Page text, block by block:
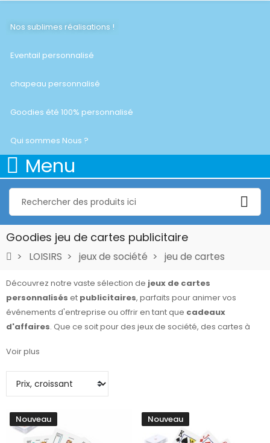
Nos sublimes réalisations !
Eventail personnalisé
chapeau personnalisé
Goodies été 100% personnalisé
Qui sommes Nous ?
Menu
Goodies jeu de cartes publicitaire
LOISIRS jeux de société jeu de cartes
Découvrez notre vaste sélection de jeux de cartes
personnalisés et publicitaires, parfaits pour animer vos
événements d'entreprise ou offrir en tant que cadeaux
d'affaires. Que ce soit pour des jeux de société, des cartes à
chose pour tous les goûts. Nos
pour renforcer votre image de marque tout en divertissant vos
clients. Profitez de la
personnalisation
uniques qui marqueront les esprits. Faites le choix de l'originalité
et de la qualité avec nos
jeux de cartesconçus pour les
entreprises.
Voir plus
Nouveau Nouveau